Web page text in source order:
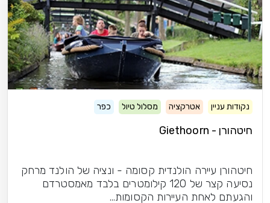
אטרקציה מסלול טיול כפר
הולנדית קסומה - ונציה של הולנד מרחק
נסיעה קצר של 120 קילומטרים בלבד מאמסטרדם
העיירות הקסומות...